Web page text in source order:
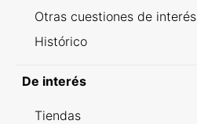
Otras cuestiones de interés
Histórico
De interés
Tiendas